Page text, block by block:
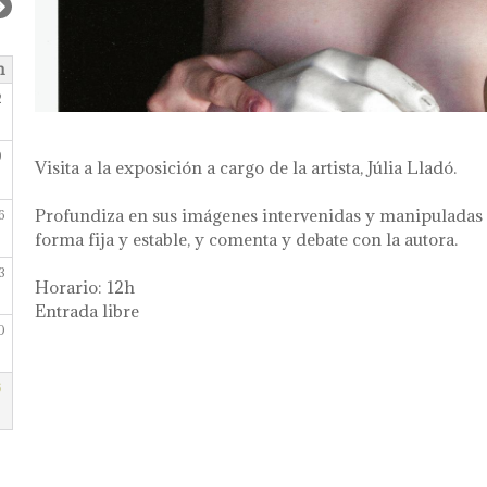
Visita a la exposición a cargo de la artista, Júlia Lladó.
Profundiza en sus imágenes intervenidas y
forma fija y estable, y comenta y debate con la autora.
Horario: 12h
Entrada libre